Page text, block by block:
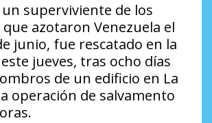
superviviente de los
azotaron Venezuela el
junio, fue rescatado en la
jueves, tras ocho días
de un edificio en La
operación de salvamento